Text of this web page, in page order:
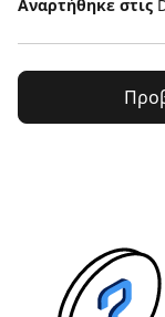
Αναρτήθηκε στις